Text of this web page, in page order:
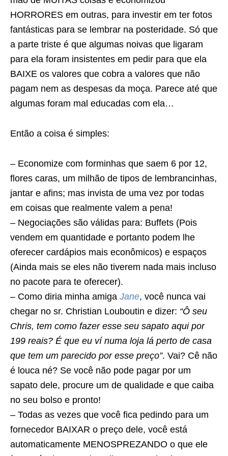
HORRORES em outras, para investir em ter fotos
fantásticas para se lembrar na posteridade. Só que
a parte triste é que algumas noivas que ligaram
para ela foram insistentes em pedir para que ela
BAIXE os valores que cobra a valores que não
pagam nem as despesas da moça. Parece até que
algumas foram mal educadas com ela…
Então a coisa é simples:
– Economize com forminhas que saem 6 por 12,
flores caras, um milhão de tipos de lembrancinhas,
jantar e afins; mas invista de uma vez por todas
em coisas que realmente valem a pena!
– Negociações são válidas para: Buffets (Pois
vendem em quantidade e portanto podem lhe
oferecer cardápios mais econômicos) e espaços
(Ainda mais se eles não tiverem nada mais incluso
no pacote para te oferecer).
– Como diria minha amiga Jane, você nunca vai
chegar no sr. Christian Louboutin e dizer: “Ô seu
Chris, tem como fazer esse seu sapato aqui por
199 reais? É que eu ví numa loja lá perto de casa
que tem um parecido por esse preço”. Vai? Cê não
é louca né? Se você não pode pagar por um
sapato dele, procure um de qualidade e que caiba
no seu bolso e pronto!
– Todas as vezes que você fica pedindo para um
fornecedor BAIXAR o preço dele, você está
automaticamente MENOSPREZANDO o que ele